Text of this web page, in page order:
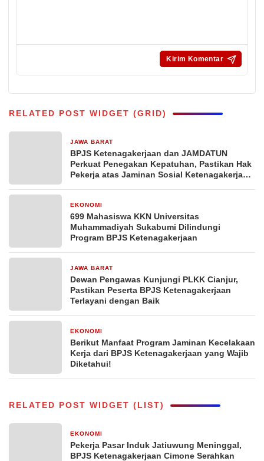
RELATED POST WIDGET (GRID)
JAWA BARAT
BPJS Ketenagakerjaan dan JAMDATUN
Perkuat Penegakan Kepatuhan, Pastikan Hak
Pekerja atas Jaminan Sosial Ketenagakerjaan
EKONOMI
699 Mahasiswa KKN Universitas
Muhammadiyah Sukabumi Dilindungi
Program BPJS Ketenagakerjaan
JAWA BARAT
Dewan Pengawas Kunjungi PLKK Cianjur,
Pastikan Peserta BPJS Ketenagakerjaan
Terlayani dengan Baik
EKONOMI
Berikut Manfaat Program Jaminan Kecelakaan
Kerja dari BPJS Ketenagakerjaan yang Wajib
Diketahui!
RELATED POST WIDGET (LIST)
EKONOMI
Pekerja Pasar Induk Jatiuwung Meninggal,
BPJS Ketenagakerjaan Cimone Serahkan